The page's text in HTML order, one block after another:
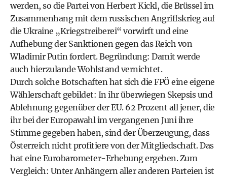
werden, so die Partei von Herbert Kickl, die Brüssel im
Zusammenhang mit dem russischen Angriffskrieg auf
die Ukraine „Kriegstreiberei“ vorwirft und eine
Aufhebung der Sanktionen gegen das Reich von
Wladimir Putin fordert. Begründung: Damit werde
auch hierzulande Wohlstand vernichtet.
Durch solche Botschaften hat sich die FPÖ eine eigene
Wählerschaft gebildet: In ihr überwiegen Skepsis und
Ablehnung gegenüber der EU. 62 Prozent all jener, die
ihr bei der Europawahl im vergangenen Juni ihre
Stimme gegeben haben, sind der Überzeugung, dass
Österreich nicht profitiere von der Mitgliedschaft. Das
hat eine Eurobarometer-Erhebung ergeben. Zum
Vergleich: Unter Anhängern aller anderen Parteien ist